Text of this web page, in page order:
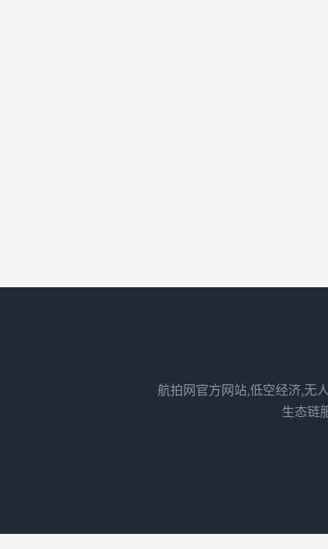
航拍网官方网站,低空经济,无
生态链